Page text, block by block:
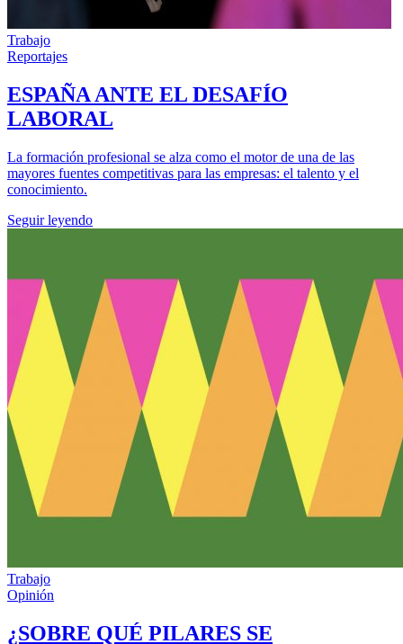
Trabajo
Reportajes
ESPAÑA ANTE EL DESAFÍO
LABORAL
La formación profesional se alza como el motor de una de las
mayores fuentes competitivas para las empresas: el talento y el
conocimiento.
Seguir leyendo
Trabajo
Opinión
¿SOBRE QUÉ PILARES SE